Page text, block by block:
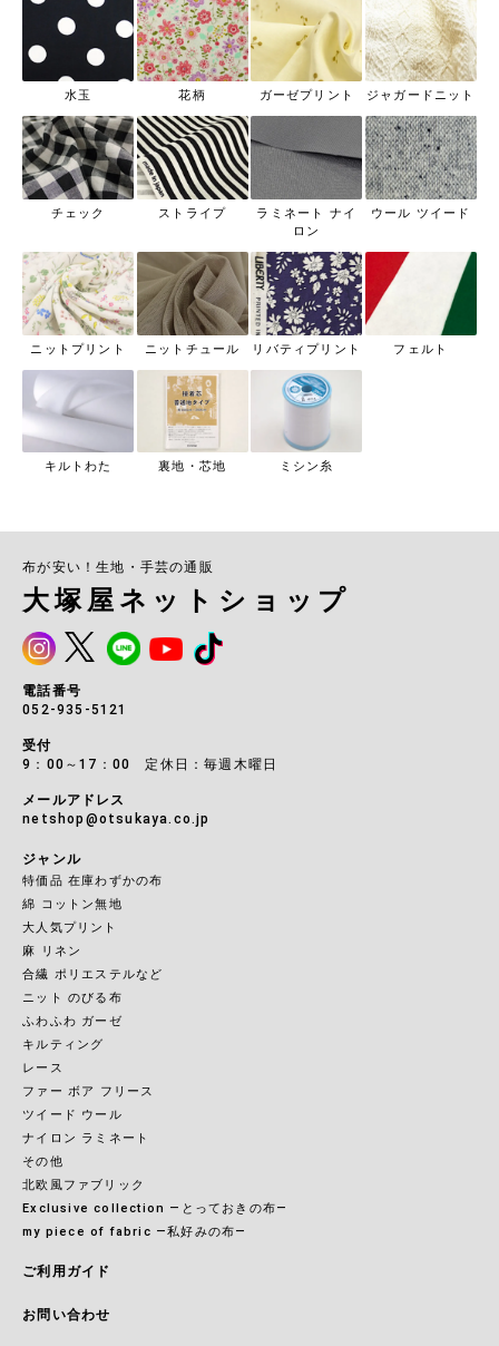
水玉 花柄 ガーゼプリント ジャガードニット
チェック ストライプ
ラミネート ナイ
ロン
ウール ツイード
ニットプリント ニットチュール リバティプリント フェルト
キルトわた 裏地・芯地 ミシン糸
布が安い！生地・手芸の通販
大塚屋ネットショップ
電話番号
052-935-5121
受付
9：00～17：00 定休日：毎週木曜日
メールアドレス
netshop@otsukaya.co.jp
ジャンル
特価品 在庫わずかの布
綿 コットン無地
大人気プリント
麻 リネン
合繊 ポリエステルなど
ニット のびる布
ふわふわ ガーゼ
キルティング
レース
ファー ボア フリース
ツイード ウール
ナイロン ラミネート
その他
北欧風ファブリック
Exclusive collection ―とっておきの布―
my piece of fabric ―私好みの布―
ご利用ガイド
お問い合わせ